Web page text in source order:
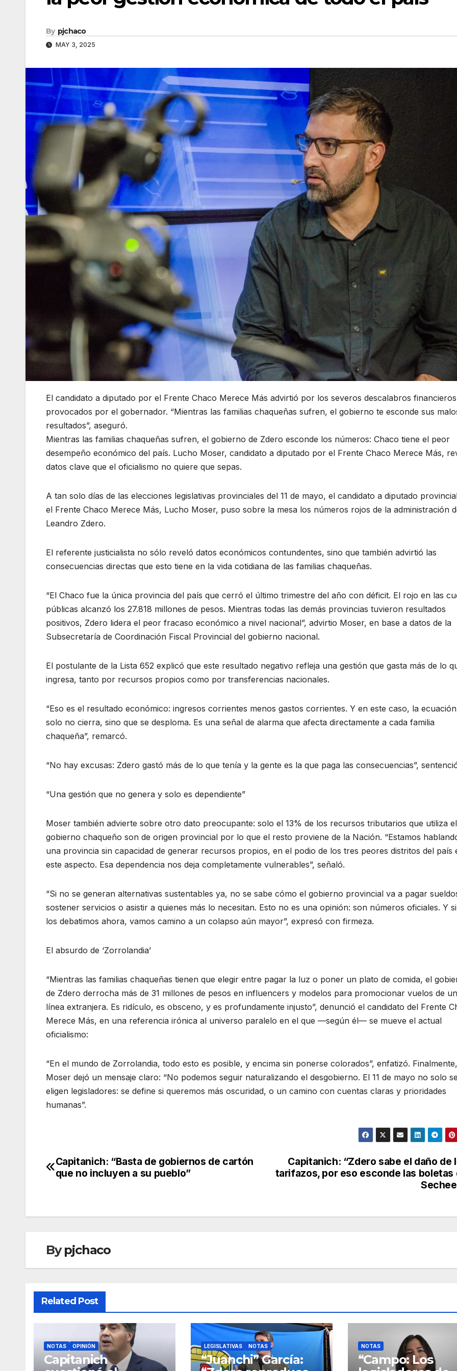
By pjchaco
MAY 3, 2025
El candidato a diputado por el Frente Chaco Merece Más advirtió por los severos descalabros financieros
provocados por el gobernador. “Mientras las familias chaqueñas sufren, el gobierno te esconde sus
resultados”, aseguró.
Mientras las familias chaqueñas sufren, el gobierno de Zdero esconde los números: Chaco tiene el peor
desempeño económico del país. Lucho Moser, candidato a diputado por el Frente Chaco Merece Más,
datos clave que el oficialismo no quiere que sepas.
A tan solo días de las elecciones legislativas provinciales del 11 de mayo, el candidato a diputado
el Frente Chaco Merece Más, Lucho Moser, puso sobre la mesa los números rojos de la administración
Leandro Zdero.
El referente justicialista no sólo reveló datos económicos contundentes, sino que también advirtió las
consecuencias directas que esto tiene en la vida cotidiana de las familias chaqueñas.
“El Chaco fue la única provincia del país que cerró el último trimestre del año con déficit. El rojo en las
públicas alcanzó los 27.818 millones de pesos. Mientras todas las demás provincias tuvieron resultados
positivos, Zdero lidera el peor fracaso económico a nivel nacional”, advirtio Moser, en base a datos de la
Subsecretaría de Coordinación Fiscal Provincial del gobierno nacional.
El postulante de la Lista 652 explicó que este resultado negativo refleja una gestión que gasta más de lo
ingresa, tanto por recursos propios como por transferencias nacionales.
“Eso es el resultado económico: ingresos corrientes menos gastos corrientes. Y en este caso, la
solo no cierra, sino que se desploma. Es una señal de alarma que afecta directamente a cada familia
chaqueña”, remarcó.
“No hay excusas: Zdero gastó más de lo que tenía y la gente es la que paga las consecuencias”,
“Una gestión que no genera y solo es dependiente”
Moser también advierte sobre otro dato preocupante: solo el 13% de los recursos tributarios que utiliza el
gobierno chaqueño son de origen provincial por lo que el resto proviene de la Nación. “Estamos
una provincia sin capacidad de generar recursos propios, en el podio de los tres peores distritos del país
este aspecto. Esa dependencia nos deja completamente vulnerables”, señaló.
“Si no se generan alternativas sustentables ya, no se sabe cómo el gobierno provincial va a pagar
sostener servicios o asistir a quienes más lo necesitan. Esto no es una opinión: son números oficiales. Y
los debatimos ahora, vamos camino a un colapso aún mayor”, expresó con firmeza.
El absurdo de ‘Zorrolandia’
“Mientras las familias chaqueñas tienen que elegir entre pagar la luz o poner un plato de comida, el
de Zdero derrocha más de 31 millones de pesos en influencers y modelos para promocionar vuelos de
línea extranjera. Es ridículo, es obsceno, y es profundamente injusto”, denunció el candidato del Frente
Merece Más, en una referencia irónica al universo paralelo en el que —según él— se mueve el actual
oficialismo:
“En el mundo de Zorrolandia, todo esto es posible, y encima sin ponerse colorados”, enfatizó. Finalmente,
Moser dejó un mensaje claro: “No podemos seguir naturalizando el desgobierno. El 11 de mayo no solo se
eligen legisladores: se define si queremos más oscuridad, o un camino con cuentas claras y prioridades
humanas”.
Navegación
Capitanich: “Zdero sabe el daño de
tarifazos, por eso esconde las boletas
Capitanich: “Basta de gobiernos de cartón
que no incluyen a su pueblo”
Bypjchaco
Related Post
NOTAS OPINIÓN
Capitanich
LEGISLATIVAS NOTAS
“Juanchi” García:
NOTAS
“Campo: Los